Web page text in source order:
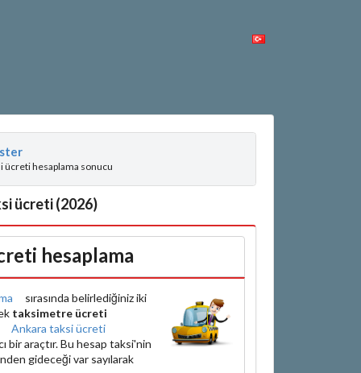
ücreti hesaplama sonucu
ücreti (2026)
hesaplama
sırasında belirlediğiniz iki
taksimetre ücreti
Ankara taksi ücreti
bir araçtır. Bu hesap taksi'nin
gideceği var sayılarak